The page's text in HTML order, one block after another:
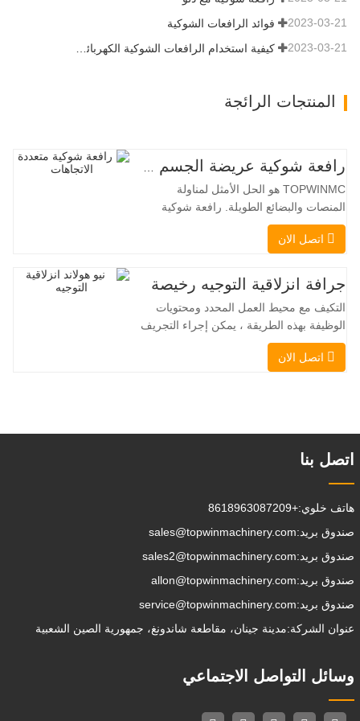
فوائد الرافعات الشوكية 2023-03-21
كيفية استخدام الرافعات الشوكية الكهربائية بشكل صحيح 2023-03-21
المنتجات الرائجة
رافعة شوكية عريضة الجسم متعددة الاتجاهات 3.5-5.0 طن
TOPWINMC هو الحل الأمثل لمناولة
المنصات والبضائع الطويلة. رافعة شوكية
ثنائية الاستخدام، تجمع بين مزايا الرافعة
الشوكية والرافعة الجانبية. محركها الكهربائي
بزاوية 360 درجة، يُمكّنان من تغيير الاتجاه
بسلاسة دون انقطاع في تدفق الحمولة، مما
يجعل TOPWINMC
اتصل الان
جرافة انزلاقية التوجيه رخيصة
التكيف مع محيط العمل المحدد ومحتويات
الوظيفة بهذه الطريقة ، يمكن إجراء التجريف
، التراص ، الرفع ، الحفر ، الحفر ، السحق ،
الإمساك ، الدفع ، تخفيف التربة ، الخنادق
التي تختار القيام بها.يمكن
اتصل الان
اتصل بنا
هاتف خلوي:+8618963087209
صندوق بريد:sales@topwinmachinery.com
صندوق بريد:sales2@topwinmachinery.com
صندوق بريد:allon@topwinmachinery.com
صندوق بريد:service@topwinmachinery.com
عنوان الشركة:مدينة جينان، مقاطعة شاندونغ، جمهورية الصين الشعبية
وسائل التواصل الاجتماعي